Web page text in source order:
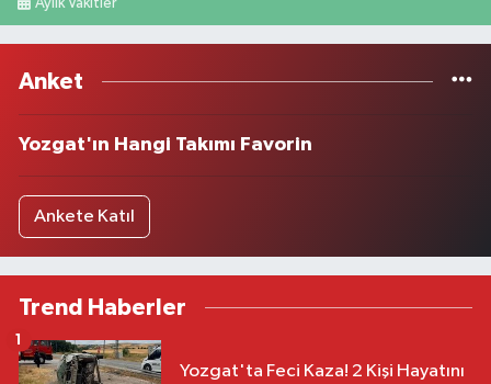
Aylık Vakitler
Anket
Yozgat'ın Hangi Takımı Favorin
Ankete Katıl
Trend Haberler
Yozgat'ta Feci Kaza! 2 Kişi Hayatını
1